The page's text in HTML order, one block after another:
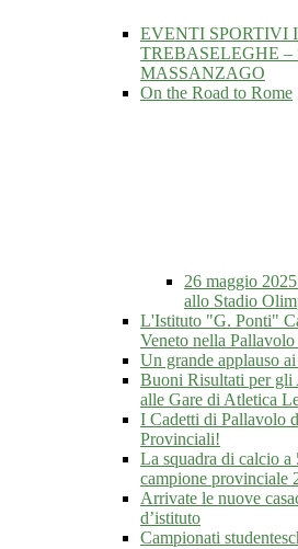
EVENTI SPORTIVI
TREBASELEGHE –
MASSANZAGO
On the Road to Rome
26 maggio
allo Stadio
L'Istituto "G. Ponti"
Veneto nella
Un grande applauso
Buoni Risultati per gli
alle Gare di Atletica
I Cadetti di Pallavolo
Provinciali!
La squadra di calcio
campione provinciale
Arrivate le nuove
d’istituto
Campionati